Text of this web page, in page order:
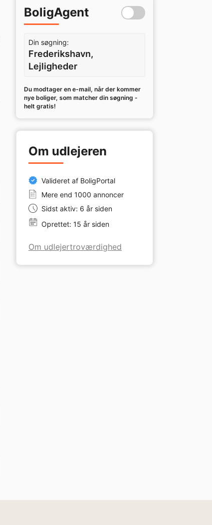
BoligAgent
Din søgning:
Frederikshavn,
Lejligheder
Du modtager en e-mail, når der kommer
nye boliger, som matcher din søgning -
helt gratis!
Om udlejeren
Valideret af BoligPortal
Mere end 1000 annoncer
Sidst aktiv: 6 år siden
Oprettet: 15 år siden
Om udlejertroværdighed